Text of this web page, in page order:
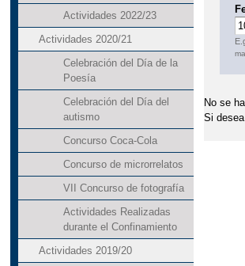
Actividades 2022/23
Actividades 2020/21
Celebración del Día de la
Poesía
Celebración del Día del
autismo
Concurso Coca-Cola
Concurso de microrrelatos
VII Concurso de fotografía
Actividades Realizadas
durante el Confinamiento
Actividades 2019/20
No se
Si